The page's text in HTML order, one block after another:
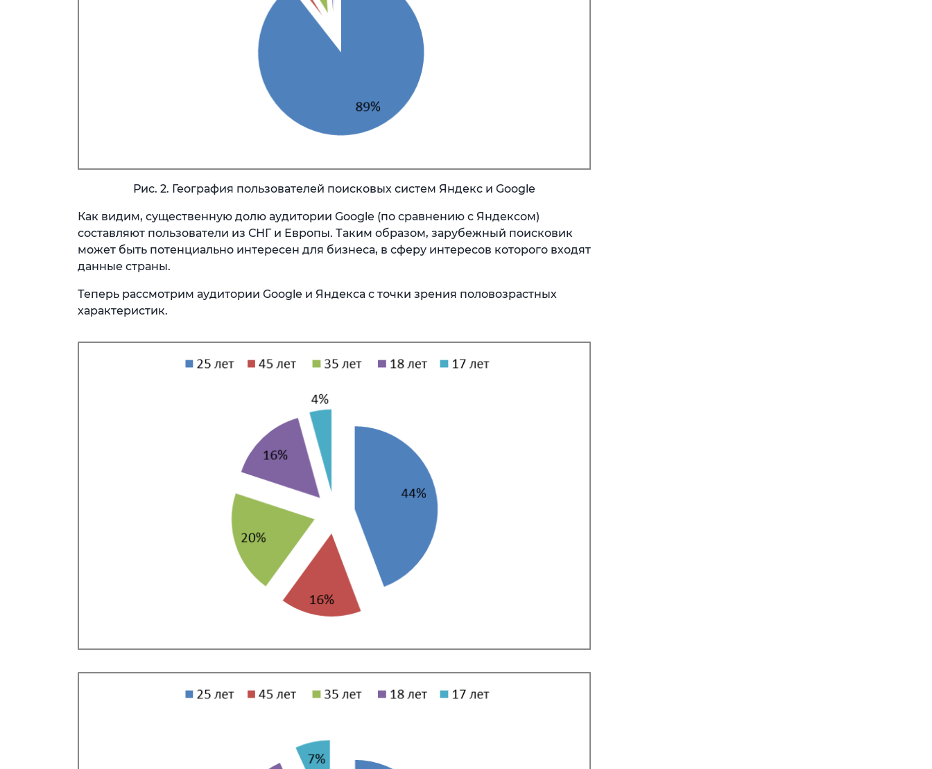
Рис. 2. География пользователей поисковых систем Яндекс и Google
Как видим, существенную долю аудитории Google (по сравнению с Яндексом)
составляют пользователи из СНГ и Европы. Таким образом, зарубежный поисковик
может быть потенциально интересен для бизнеса, в сферу интересов которого входят
данные страны.
Теперь рассмотрим аудитории Google и Яндекса с точки зрения половозрастных
характеристик.